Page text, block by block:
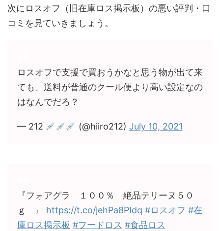
次にロスオフ（旧在庫ロス掲示板）の悪い評判・口
コミを見ていきましょう。
ロスオフで支援で買おうかなと思う物が出て来
ても、送料が普通のクール便より高い設定なの
はなんでだろ？
— 212 (@hiiro212) July 10, 2021
『フォアグラ １００％ 絶品テリーヌ５０
ｇ 』 https://t.co/jehPa8PIdq #ロスオフ #在
庫ロス掲示板 #フードロス #食品ロス